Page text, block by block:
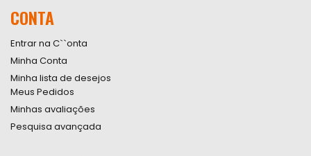
Newsletter:
CONTA
Entrar na C``onta
Minha Conta
Minha lista de desejos
Meus Pedidos
Minhas avaliações
Pesquisa avançada